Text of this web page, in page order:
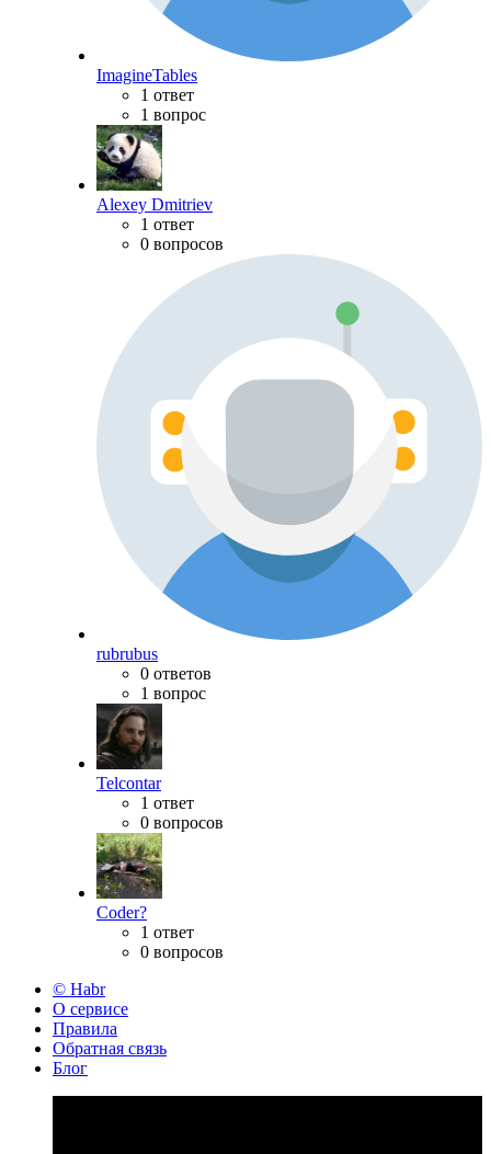
ImagineTables
1 ответ
1 вопрос
Alexey Dmitriev
1 ответ
0 вопросов
rubrubus
0 ответов
1 вопрос
Telcontar
1 ответ
0 вопросов
Coder?
1 ответ
0 вопросов
© Habr
О сервисе
Правила
Обратная связь
Блог